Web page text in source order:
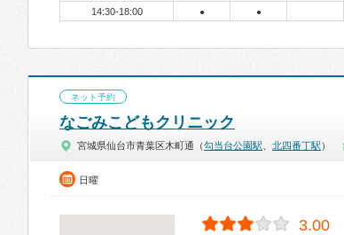
14:30-18:00
● ●
ネット予約
なごみこどもクリニック
宮城県仙台市青葉区木町通（勾当台公園駅 北四番丁駅 ）
日曜
3.00